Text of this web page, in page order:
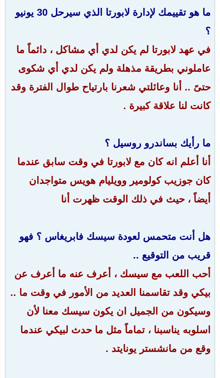
ما هو تقييمك لإدارة لابورتا الذي سيرحل 30 يونيو
؟
في عهد لابورتا لم يكن لدي أي مشاكل ، دائماً ما
عاملوني بطريقة مذهلة ولم يكن لدي أي شكوى
حتىً .. أنا وعائلتي شعرنا بارتياح طوال الفترة وقد
كانت لنا علاقة كبيرة .
ما رأيك بساندرو روسيل ؟
أنا أعلم انه كان مع لابورتا في وقت سابق عندما
كان جوزيب كولومير وويليام هويس متواجدان
أيضاً ، حيث في ذلك الوقت ظهرت أنا
هل أنت متحمس لعودة سيسك فابريغاس ؟ فهو
قريب من التوقيع ..
أحب اللعب مع سيسك ، أعرف عنه ما أعرف عن
بيكي وقد تقاسمنا العديد من الأمور في وقت ما ..
وسيكون من الجميل ان يكون سيسك معنا لأن
اسلوبه يناسبنا ، تماماً مثل ما حدث لبيكي عندما
وقع من مانشستر يونايتد .